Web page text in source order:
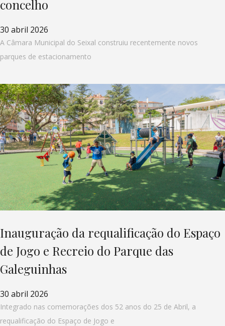
concelho
30 abril 2026
A Câmara Municipal do Seixal construiu recentemente novos
parques de estacionamento
Inauguração da requalificação do Espaço
de Jogo e Recreio do Parque das
Galeguinhas
30 abril 2026
Integrado nas comemorações dos 52 anos do 25 de Abril, a
requalificação do Espaço de Jogo e